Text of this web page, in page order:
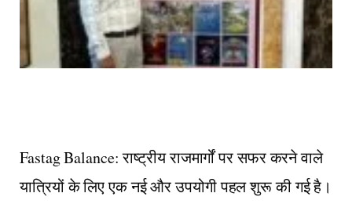
Fastag Balance: राष्ट्रीय राजमार्गों पर सफर करने वाले
यात्रियों के लिए एक नई और उपयोगी पहल शुरू की गई है।